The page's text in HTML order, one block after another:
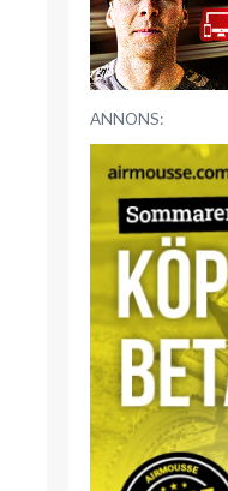
ANNONS: